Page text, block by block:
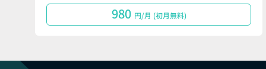
980 円/月 (初月無料)